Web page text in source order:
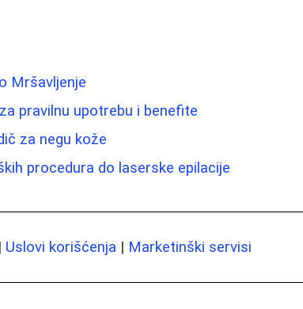
Mršavljenje
pravilnu upotrebu i benefite
za negu kože
procedura do laserske epilacije
| Uslovi korišćenja | Marketinški servisi